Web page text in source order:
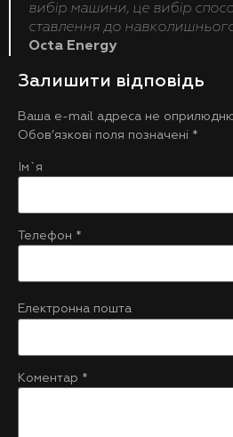
вибір машини, це вибір
ставлення до
Octa Energy
Залишити відповідь
Ваша e-mail адреса не
Обов’язкові поля позначені *
Коментар *
Ім`я
Телефон *
Електронна пошта